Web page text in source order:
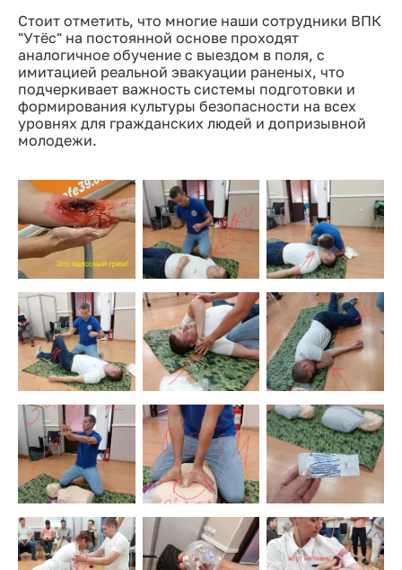
Стоит отметить, что многие наши сотрудники ВПК
"Утёс" на постоянной основе проходят
аналогичное обучение с выездом в поля, с
имитацией реальной эвакуации раненых, что
подчеркивает важность системы подготовки и
формирования культуры безопасности на всех
уровнях для гражданских людей и допризывной
молодежи.